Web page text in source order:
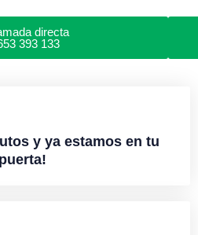
directa
393 133
y ya estamos en tu
puerta!